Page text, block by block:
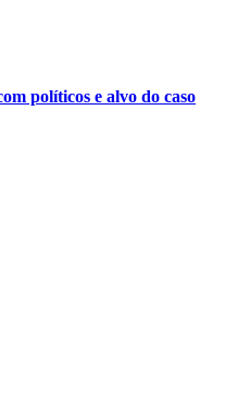
políticos e alvo do caso